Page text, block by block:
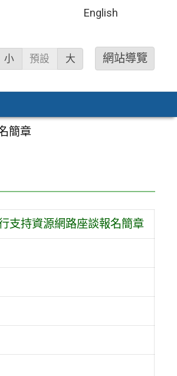
English
小 預設 大 網站導覽
簡章
支持資源網路座談報名簡章